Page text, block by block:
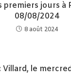
premiers jours à
08/08/2024
8 août 2024
Villard, le